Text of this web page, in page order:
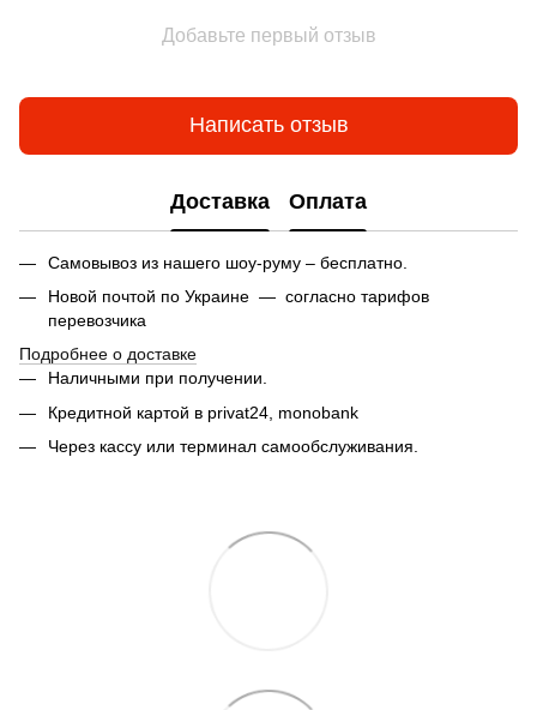
Добавьте первый отзыв
Написать отзыв
Доставка Оплата
Самовывоз из нашего шоу-руму – бесплатно.
Новой почтой по Украине — согласно тарифов
перевозчика
Подробнее о доставке
Наличными при получении.
Кредитной картой в privat24, monobank
Через кассу или терминал самообслуживания.